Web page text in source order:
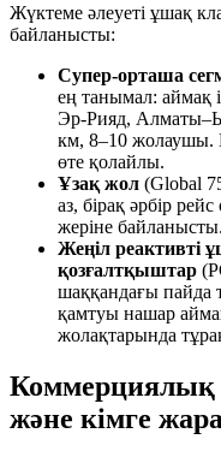
Жүктеме әлеуеті ұшақ
байланысты:
Супер-орташа
ең танымал: аймақ
Эр-Рияд,
км, 8–10 жолаушы.
өте қолайлы.
Ұзақ жол (Global
аз, бірақ әрбір
жеріне байланысты.
Жеңіл реактивті
қозғалтқыштар
шаққандағы пайда
қамтуы нашар
жолақтарында
Коммерциялық
және кімге